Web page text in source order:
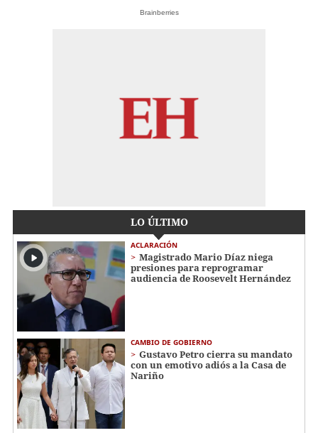
Brainberries
LO ÚLTIMO
ACLARACIÓN
Magistrado Mario Díaz niega
presiones para reprogramar
audiencia de Roosevelt Hernández
CAMBIO DE GOBIERNO
Gustavo Petro cierra su mandato
con un emotivo adiós a la Casa de
Nariño